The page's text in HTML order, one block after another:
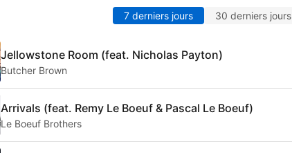
7 derniers jours 30 derniers jours
Jellowstone Room (feat. Nicholas Payton)
Butcher Brown
Arrivals (feat. Remy Le Boeuf & Pascal Le Boeuf)
Le Boeuf Brothers